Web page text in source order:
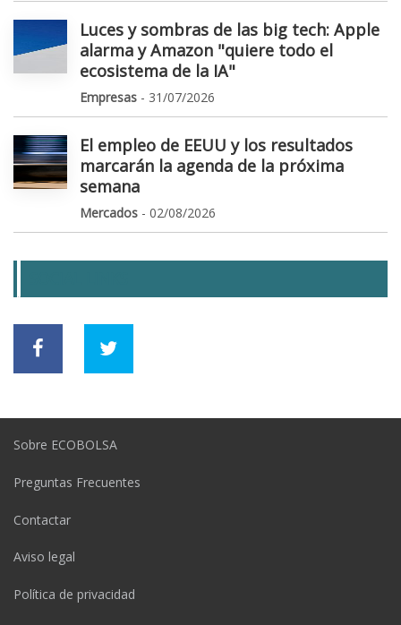
Luces y sombras de las big tech: Apple
alarma y Amazon "quiere todo el
ecosistema de la IA"
Empresas - 31/07/2026
El empleo de EEUU y los resultados
marcarán la agenda de la próxima
semana
Mercados - 02/08/2026
Sobre ECOBOLSA
Preguntas Frecuentes
Contactar
Aviso legal
Política de privacidad